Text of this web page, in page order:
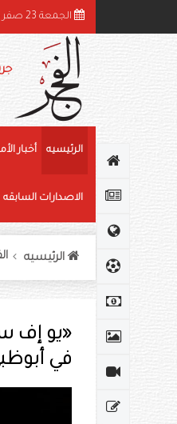
الدولة ونائباه يهنئون رئيس كوت
الجمعة 23 صفر 1448 هـ - 7 أغسطس 2026 م
الرئيسيه أخبار
الاصدارات السابقه
الرئيسيه
«يو إف
في